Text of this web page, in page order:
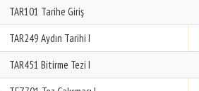
TAR101 Tarihe Giriş
TAR249 Aydın Tarihi I
TAR451 Bitirme Tezi I